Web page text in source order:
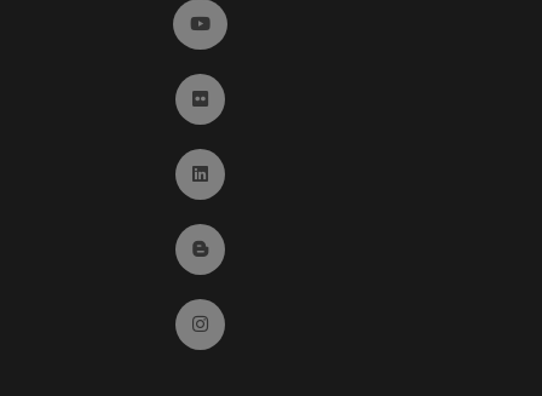
Ir a YouTube (abre en ventana nueva)
Ir a Flickr (abre en ventana nueva)
Ir a Linkedin (abre en ventana nueva)
Ir al Blog (abre en ventana nueva)
Ir a Instagram (abre en ventana nueva)